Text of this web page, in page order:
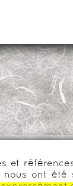
et
ont été